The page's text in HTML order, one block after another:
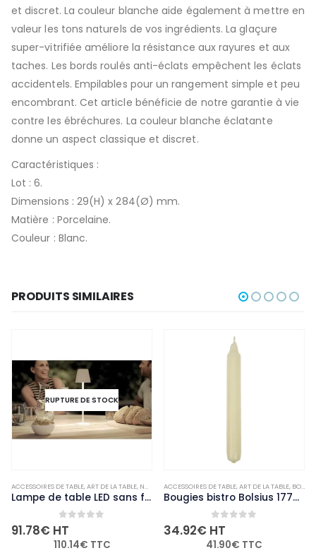
et discret. La couleur blanche aide également à mettre en
valeur les tons naturels de vos ingrédients. La glaçure
super-vitrifiée améliore la résistance aux rayures et aux
taches. Les bords roulés anti-éclats empêchent les éclats
accidentels. Empilables pour un rangement simple et peu
encombrant. Cet article bénéficie de notre garantie à vie
contre les ébréchures. La couleur blanche éclatante
donne un aspect classique et discret.
Caractéristiques :
Lot : 6.
Dimensions : 29(H) x 284(Ø) mm.
Matière : Porcelaine.
Couleur : Blanc.
PRODUITS SIMILAIRES
,NON-PALETTISABLE
RUPTURE DE STOCK
ACCESSOIRES DE TABLE,ART DE LA TABLE, NON-PALETTISABLE
Lampe de table LED sans fil blanche à intensité variable Securit Feline avec câble de chargement magnétique
0out of 5
91.78€ HT
110.14€ TTC
ACCESSOIRES DE TABLE,ART DE LA TABLE, BOUGIES ET PHOTOPHORES
Bougies bistro Bolsius 177mm ivoire (Lot de 45)
0out of 5
34.92€ HT
41.90€ TTC